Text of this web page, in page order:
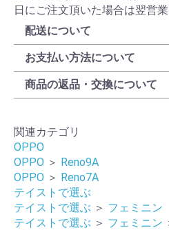
日にご注文頂いた場合は翌営
配送について
お支払い方法について
商品の返品・交換について
関連カテゴリ
OPPO
OPPO ＞ Reno9A
OPPO ＞ Reno7A
テイストで選ぶ
テイストで選ぶ ＞ フェミニン
テイストで選ぶ ＞ フェミニン